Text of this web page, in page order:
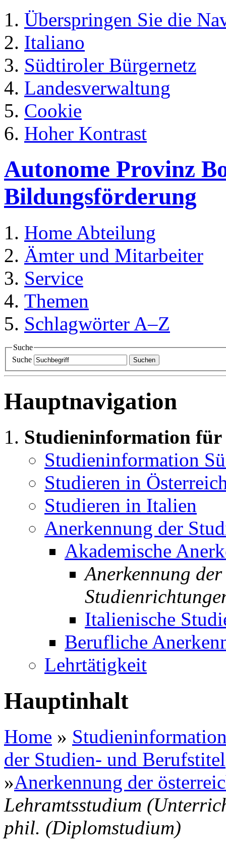
Überspringen Sie die
Italiano
Südtiroler Bürgernetz
Landesverwaltung
Cookie
Hoher Kontrast
Autonome Provinz
Bildungsförderung
Home Abteilung
Ämter und Mitarbeiter
Service
Themen
Schlagwörter A–Z
Suche
Suche
Suchen
Hauptnavigation
Studieninformation für
Studieninformation
Studieren in
Studieren in Italien
Anerkennung der
Akademische
Anerkennung
Italienische
Berufliche
Lehrtätigkeit
Hauptinhalt
Home »
der Studien- und Berufstitel
»Anerkennung der
Lehramtsstudium
phil. (Diplomstudium)